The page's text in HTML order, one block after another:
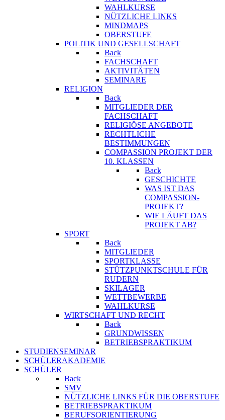
WAHLKURSE
NÜTZLICHE LINKS
MINDMAPS
OBERSTUFE
POLITIK UND GESELLSCHAFT
Back
FACHSCHAFT
AKTIVITÄTEN
SEMINARE
RELIGION
Back
MITGLIEDER DER
FACHSCHAFT
RELIGIÖSE ANGEBOTE
RECHTLICHE
BESTIMMUNGEN
COMPASSION PROJEKT DER
10. KLASSEN
Back
GESCHICHTE
WAS IST DAS
COMPASSION-
PROJEKT?
WIE LÄUFT DAS
PROJEKT AB?
SPORT
Back
MITGLIEDER
SPORTKLASSE
STÜTZPUNKTSCHULE FÜR
RUDERN
SKILAGER
WETTBEWERBE
WAHLKURSE
WIRTSCHAFT UND RECHT
Back
GRUNDWISSEN
BETRIEBSPRAKTIKUM
STUDIENSEMINAR
SCHÜLERAKADEMIE
SCHÜLER
Back
SMV
NÜTZLICHE LINKS FÜR DIE OBERSTUFE
BETRIEBSPRAKTIKUM
BERUFSORIENTIERUNG